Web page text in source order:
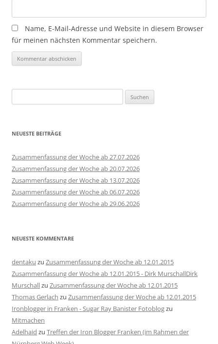
Name, E-Mail-Adresse und Website in diesem Browser
für meinen nächsten Kommentar speichern.
nach:
NEUESTE BEITRÄGE
Zusammenfassung der Woche ab 27.07.2026
Zusammenfassung der Woche ab 20.07.2026
Zusammenfassung der Woche ab 13.07.2026
Zusammenfassung der Woche ab 06.07.2026
Zusammenfassung der Woche ab 29.06.2026
NEUESTE KOMMENTARE
dentaku zu Zusammenfassung der Woche ab 12.01.2015
Zusammenfassung der Woche ab 12.01.2015 - Dirk MurschallDirk
Murschallzu Zusammenfassung der Woche ab 12.01.2015
Thomas Gerlach zu Zusammenfassung der Woche ab 12.01.2015
Ironblogger in Franken - Sugar Ray Banister Fotoblogzu
Mitmachen
Adelhaid zu Treffen der Iron Blogger Franken (im Rahmen der